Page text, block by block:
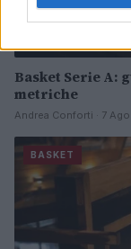
Basket Serie A:
metriche
Andrea Conforti · 7
BASKET